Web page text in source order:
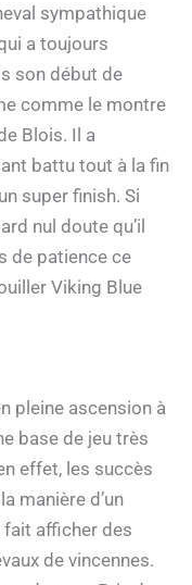
sympathique
a toujours
son début de
comme le montre
Blois. Il a
battu tout à la fin
super finish. Si
nul doute qu’il
de patience ce
Viking Blue
pleine ascension à
base de jeu très
effet, les succès
manière d’un
afficher des
de vincennes.